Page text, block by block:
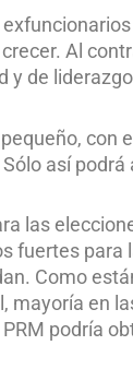
Al
y de
con
así podrá
las
fuertes para
Como
mayoría en
podría